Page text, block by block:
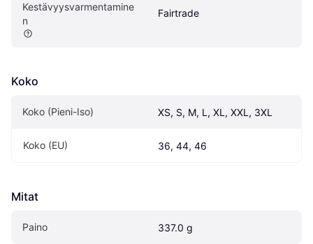
Kestävyysvarmentamine
n
Fairtrade
Koko
Koko (Pieni-Iso) XS, S, M, L, XL, XXL, 3XL
Koko (EU) 36, 44, 46
Mitat
Paino 337.0 g